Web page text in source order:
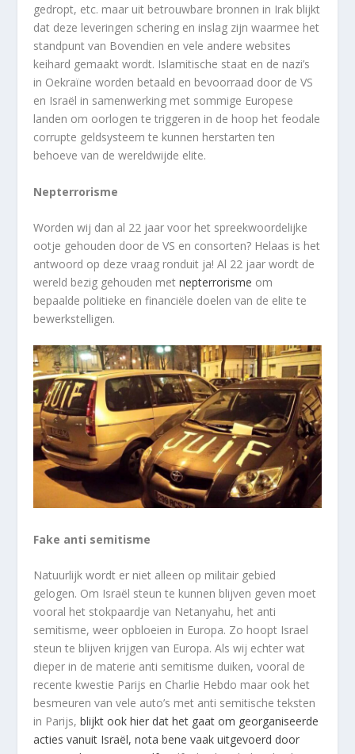
gedropt, etc. maar uit betrouwbare bronnen in Irak blijkt
dat deze leveringen schering en inslag zijn waarmee het
standpunt van Bovendien en vele andere websites
keihard gemaakt wordt. Islamitische staat en de nazi’s
in Oekraïne worden betaald en bevoorraad door de VS
en Israël in samenwerking met sommige Europese
landen om oorlogen te triggeren in de hoop het feodale
corrupte geldsysteem te kunnen herstarten ten
behoeve van de wereldwijde elite.
Nepterrorisme
Worden wij dan al 22 jaar voor het spreekwoordelijke
ootje gehouden door de VS en consorten? Helaas is het
antwoord op deze vraag ronduit ja! Al 22 jaar wordt de
wereld bezig gehouden metnepterrorisme om
bepaalde politieke en financiële doelen van de elite te
bewerkstelligen.
Fake anti semitisme
Natuurlijk wordt er niet alleen op militair gebied
gelogen. Om Israël steun te kunnen blijven geven moet
vooral het stokpaardje van Netanyahu, het anti
semitisme, weer opbloeien in Europa. Zo hoopt Israel
steun te blijven krijgen van Europa. Als wij echter wat
dieper in de materie anti semitisme duiken, vooral de
recente kwestie Parijs en Charlie Hebdo maar ook het
besmeuren van vele auto’s met anti semitische teksten
in Parijs,blijkt ook hier dat het gaat om georganiseerde
acties vanuit Israël, nota bene vaak uitgevoerd door